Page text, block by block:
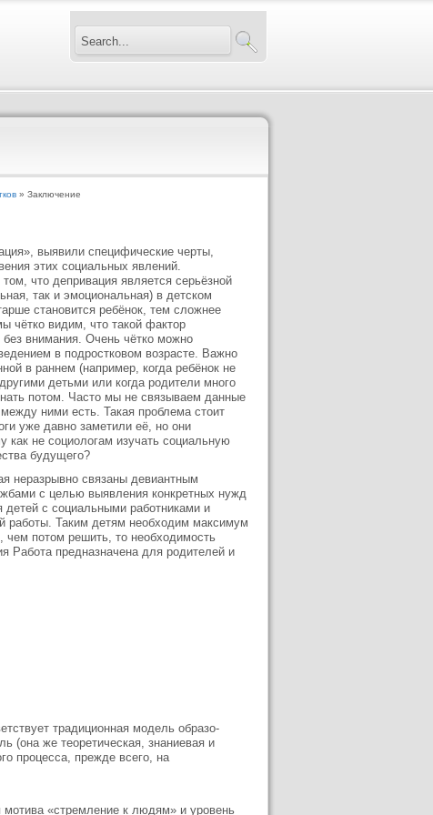
» Заключение
выявили специфические черты,
этих социальных явлений.
что депривация является серьёзной
так и эмоциональная) в детском
становится ребёнок, тем сложнее
чётко видим, что такой фактор
без внимания. Очень чётко можно
в подростковом возрасте. Важно
в раннем (например, когда ребёнок не
детьми или когда родители много
потом. Часто мы не связываем данные
ними есть. Такая проблема стоит
уже давно заметили её, но они
как не социологам изучать социальную
будущего?
неразрывно связаны девиантным
с целью выявления конкретных нужд
детей с социальными работниками и
работы. Таким детям необходим максимум
чем потом решить, то необходимость
Работа предназначена для родителей и
традиционная модель образо­
(она же теоретическая, знаниевая и
процесса, прежде всего, на
мотива «стремление к людям» и уровень